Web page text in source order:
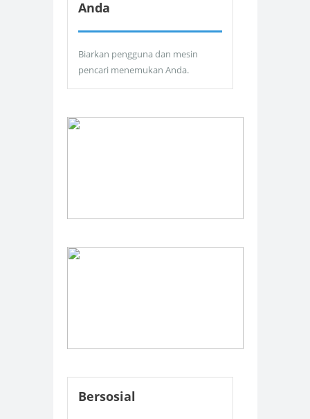
Anda
Biarkan pengguna dan mesin
pencari menemukan Anda.
Bersosial